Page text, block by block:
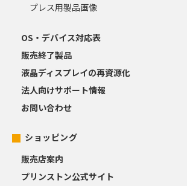
プレス用製品画像
OS・デバイス対応表
販売終了製品
液晶ディスプレイの再資源化
法人向けサポート情報
お問い合わせ
ショッピング
販売店案内
プリンストン公式サイト